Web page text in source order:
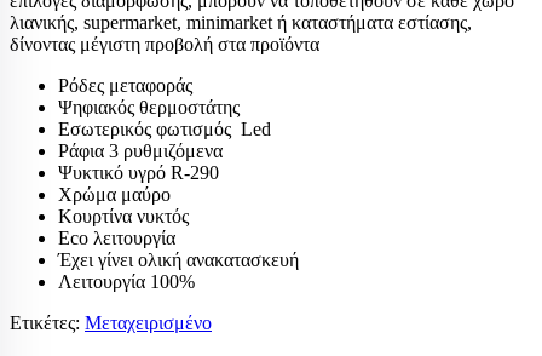
λιανικής, supermarket, minimarket ή καταστήματα εστίασης,
δίνοντας μέγιστη προβολή στα προϊόντα
Ρόδες μεταφοράς
Ψηφιακός θερμοστάτης
Εσωτερικός φωτισμός Led
Ράφια 3 ρυθμιζόμενα
Ψυκτικό υγρό R-290
Χρώμα μαύρο
Κουρτίνα νυκτός
Eco λειτουργία
Έχει γίνει ολική ανακατασκευή
Λειτουργία 100%
Ετικέτες: Μεταχειρισμένο